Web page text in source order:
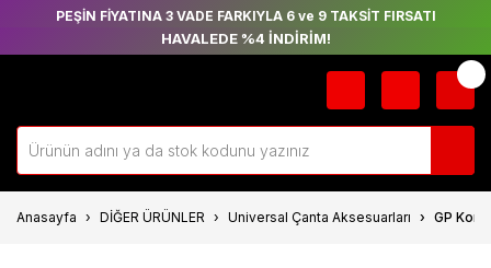
PEŞİN FİYATINA 3 VADE FARKIYLA 6 ve 9 TAKSİT FIRSATI
HAVALEDE %4 İNDİRİM!
Anasayfa DİĞER ÜRÜNLER Universal Çanta Aksesuarları GP